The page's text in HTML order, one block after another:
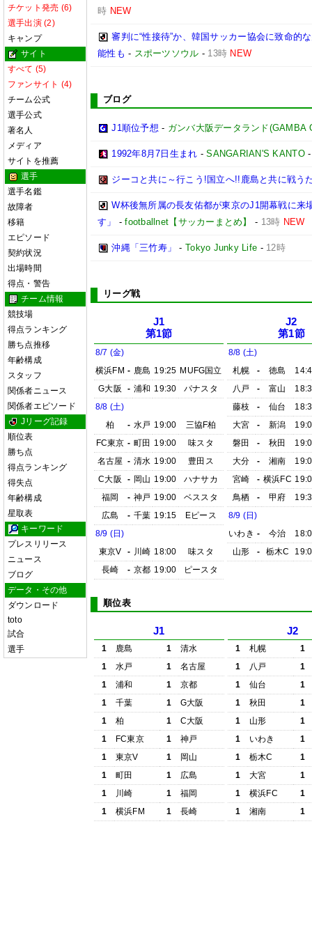
チケット発売 (6)
選手出演 (2)
キャンプ
サイト
すべて (5)
ファンサイト (4)
チーム公式
選手公式
著名人
メディア
サイトを推薦
選手
選手名鑑
故障者
移籍
エピソード
契約状況
出場時間
得点・警告
チーム情報
競技場
得点ランキング
勝ち点推移
年齢構成
スタッフ
関係者ニュース
関係者エピソード
Jリーグ記録
順位表
勝ち点
得点ランキング
得失点
年齢構成
星取表
キーワード
プレスリリース
ニュース
ブログ
データ・その他
ダウンロード
toto
試合
選手
時 NEW
審判に“性接待”か、韓国サッカー協会に致命
能性も - スポーツソウル - 13時 NEW
ブログ
J1順位予想 - ガンバ大阪データランド(GAMBA
1992年8月7日生まれ -SANGARIAN'S KANTO
ジーコと共に～行こう!国立へ!!鹿島と共に戦う
W杯後無所属の長友佑都が東京のJ1開幕戦に来
す」
-footballnet【サッカーまとめ】 - 13時 NEW
沖縄「三竹寿」 - Tokyo Junky Life - 12時
リーグ戦
J1
第1節
8/7 (金)
横浜FM - 鹿島 19:25 MUFG国立
G大阪
- 浦和 19:30
パナスタ
8/8 (土)
柏
- 水戸 19:00
三協F柏
FC東京 - 町田 19:00
味スタ
名古屋 - 清水 19:00
豊田ス
C大阪
- 岡山 19:00
ハナサカ
福岡
- 神戸 19:00
ベススタ
広島
- 千葉 19:15
Eピース
8/9 (日)
東京V
- 川崎 18:00
味スタ
長崎
- 京都 19:00 ピースタ
J2
第1節
8/8 (土)
札幌
- 徳島
八戸
- 富山
藤枝
- 仙台
大宮
- 新潟
磐田
- 秋田
大分
- 湘南
宮崎
- 横浜FC
鳥栖
- 甲府
8/9 (日)
いわき - 今治
山形
- 栃木C
順位表
J1
1 鹿島 1
清水
1
水戸 1
名古屋
1
浦和 1
京都
1
千葉 1
G大阪
1
柏 1
C大阪
1
FC東京 1
神戸
1
東京V 1
岡山
1
町田 1
広島
1
川崎 1
福岡
1
横浜FM 1 長崎
J2
1 札幌
1
1
八戸
1
1
仙台
1
1
秋田
1
1
山形
1
1
いわき
1
1
栃木C
1
1
大宮
1
1
横浜FC
1
1
湘南 1